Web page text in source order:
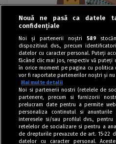
Nouă ne pasă ca datele
confidențiale
Noi și partenerii noștri 589
dispozitivul dvs., precum
datelor cu caracter personal. Puteți
făcând clic mai jos, respectiv vă
în orice moment pe pagina cu politica
vor fi raportate partenerilor noștri și nu
Mai multe detalii
Noi si partenerii nostri (retelele de
partenere, precum si furnizorii
prelucram date pentru a permite
personaliza continutul si
interesele si/sau profilul dvs.,
retelelor de socializare si pentru a
de drepturile prevazute de art. 15-22
datelor cu caracter personal.